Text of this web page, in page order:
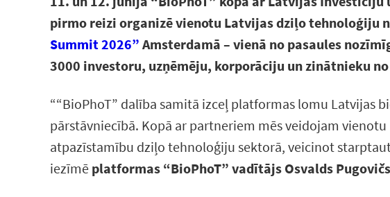
pirmo reizi organizē vienotu Latvijas dziļo tehnoloģiju
Summit 2026” Amsterdamā – vienā no pasaules
3000 investoru, uzņēmēju, korporāciju un zinātnieku
““BioPhoT” dalība samitā izceļ platformas lomu
pārstāvniecībā. Kopā ar partneriem mēs veidojam
atpazīstamību dziļo tehnoloģiju sektorā, veicinot
iezīmē platformas “BioPhoT” vadītājs Osvalds Pugovičs